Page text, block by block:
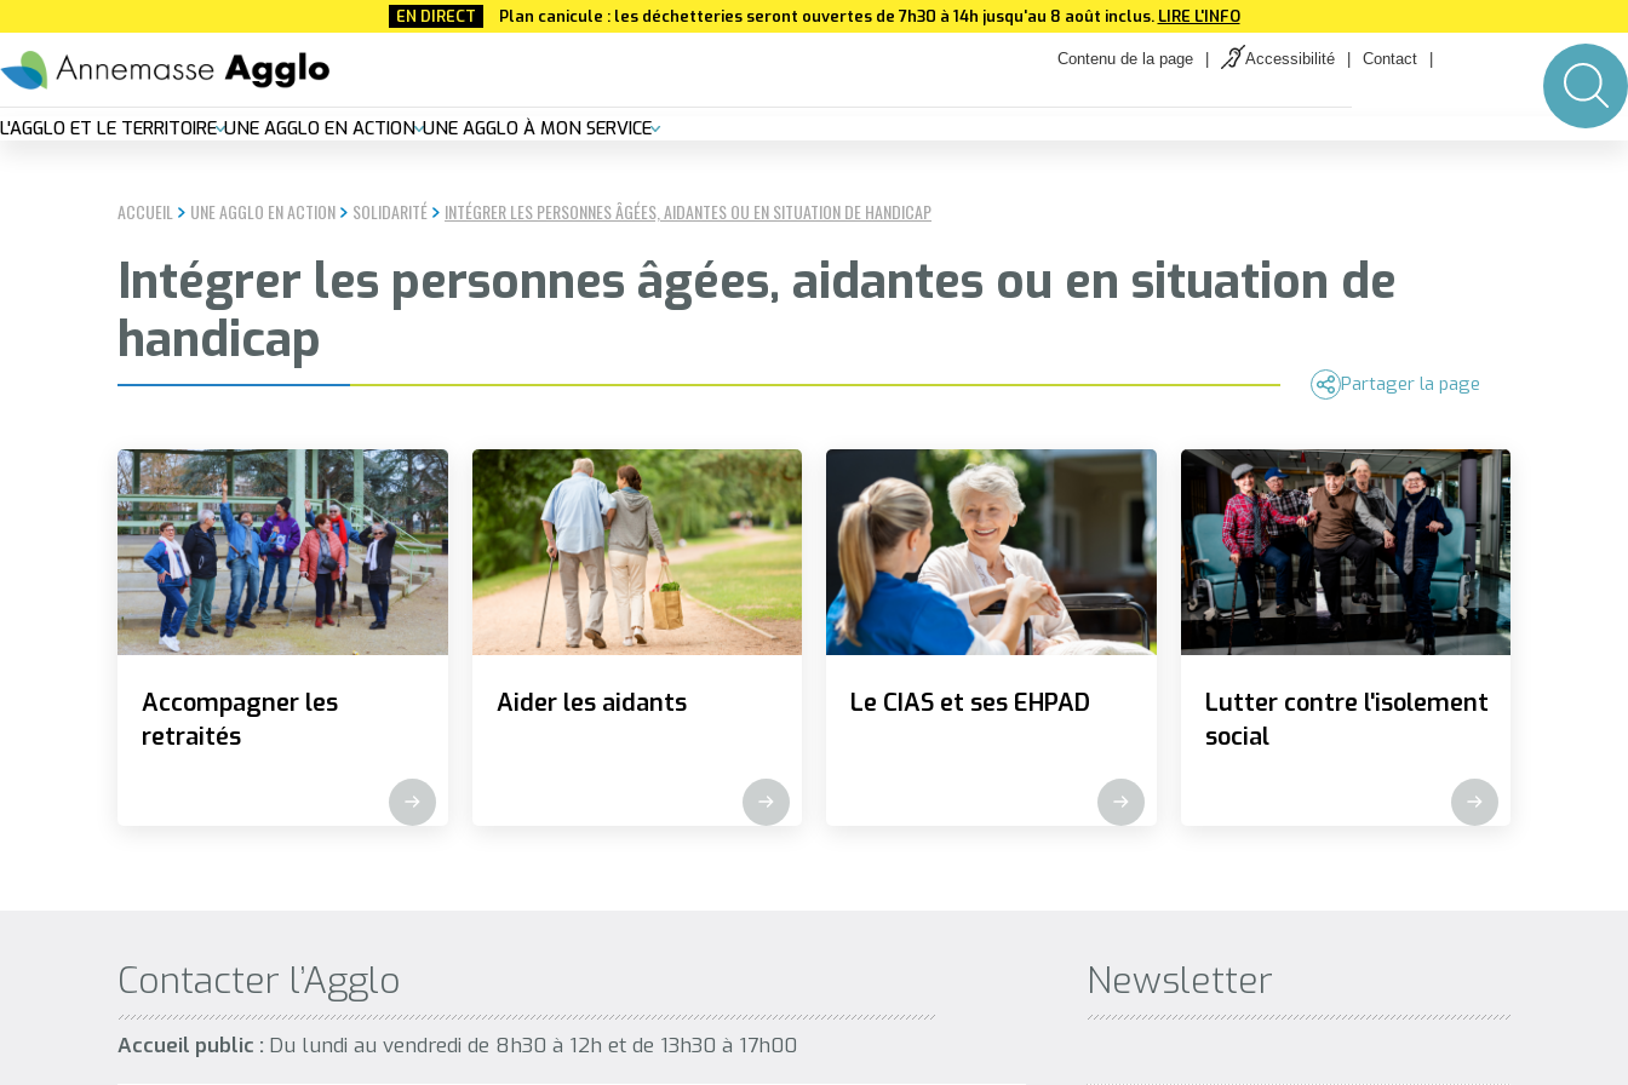
au
contenu
principal
EN DIRECT Plan canicule : les déchetteries seront ouvertes de 7h30 à 14h jusqu'au 8 août inclus. LIRE L'INFO
Contenu de la page Accessibilité Contact
Nouvelle
navigation
L'AGGLO ET LE TERRITOIRE UNE AGGLO EN ACTION UNE AGGLO À MON SERVICE
ACCUEIL UNE AGGLO EN ACTION SOLIDARITÉ INTÉGRER LES PERSONNES ÂGÉES, AIDANTES OU EN SITUATION DE HANDICAP
Intégrer les personnes âgées, aidantes ou en situation de
handicap
Partager la page
Accompagner les
retraités
Aider les aidants Le CIAS et ses EHPAD
Lutter contre l'isolement
social
Contacter l’Agglo Newsletter
Accueil public : Du lundi au vendredi de 8h30 à 12h et de 13h30 à 17h00